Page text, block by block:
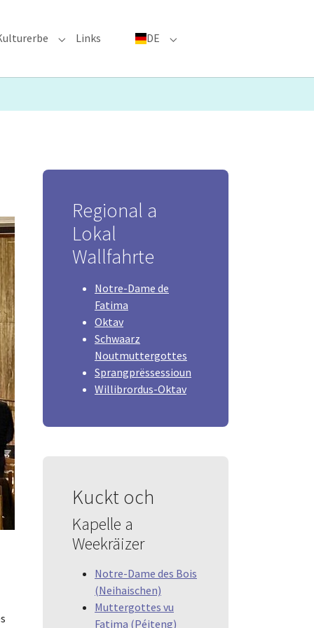
for "Große Ereignisse"
Submenu for "Kulturerbe"
Links DE Submenu for "DE"
Regional a
Lokal
Wallfahrte
Notre-Dame de
Fatima
Oktav
Schwaarz
Noutmuttergottes
Sprangprëssessioun
Willibrordus-Oktav
Kuckt och
Kapelle a
Weekräizer
Notre-Dame des Bois
(Neihaischen)
Muttergottes vu
Fatima (Péiteng)